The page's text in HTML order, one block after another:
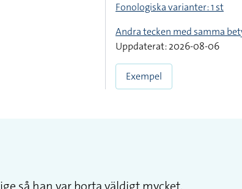
Fonologiska varianter: 1 st
Andra tecken med samma
Uppdaterat: 2026-08-06
Exempel